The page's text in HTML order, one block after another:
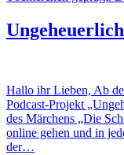
Hallo ihr Lieben, Ab
Podcast-Projekt
des Märchens „Die
online gehen und in
der…